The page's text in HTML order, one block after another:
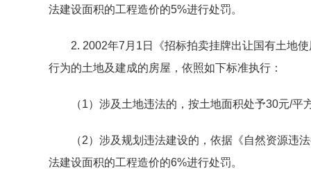
法建设面积的工程造价的5%进行处罚。
2. 2002年7月1日《招标拍卖挂牌出让国有土地使
行为的土地及建成的房屋，依照如下标准执行：
（1）涉及土地违法的，按土地面积处予30元/平
（2）涉及规划违法建设的，依据《自然资源违法
法建设面积的工程造价的6%进行处罚。